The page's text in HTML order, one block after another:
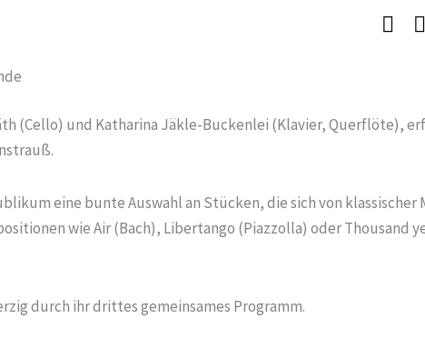
(Cello) und Katharina Jäkle-Buckenlei (Klavier, Querflöte),
eine bunte Auswahl an Stücken, die sich von
wie Air (Bach), Libertango (Piazzolla) oder Thousand
durch ihr drittes gemeinsames Programm.